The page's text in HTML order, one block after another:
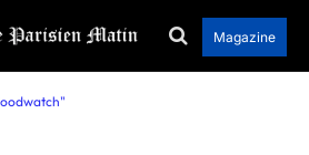
Magazine